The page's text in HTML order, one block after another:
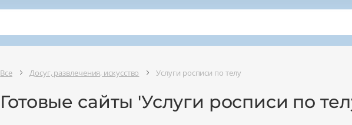
Все Досуг, развлечения, искусство Услуги росписи по телу
Готовые сайты 'Услуги росписи по